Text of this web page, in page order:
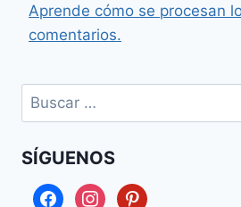
Aprende cómo se procesan
comentarios.
Buscar:
SÍGUENOS
facebookinstagrampinterest